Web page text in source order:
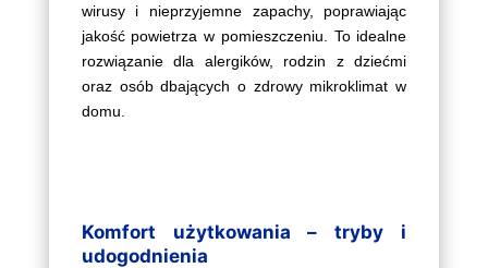
wirusy i nieprzyjemne zapachy, poprawiając
jakość powietrza w pomieszczeniu. To idealne
rozwiązanie dla alergików, rodzin z dziećmi
oraz osób dbających o zdrowy mikroklimat w
domu.
Komfort użytkowania – tryby i
udogodnienia